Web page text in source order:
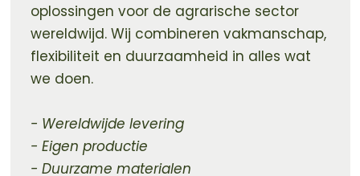
oplossingen voor de agrarische sector
wereldwijd. Wij combineren vakmanschap,
flexibiliteit en duurzaamheid in alles wat
we doen.
- Wereldwijde levering
- Eigen productie
- Duurzame materialen